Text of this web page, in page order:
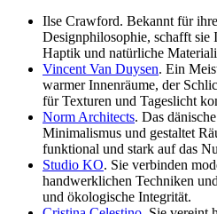
Ilse Crawford. Bekannt für
Designphilosophie, schafft sie
Haptik und natürliche
Vincent Van Duysen. Ein
warmer Innenräume, der
für Texturen und Tageslicht
Norm Architects. Das
Minimalismus und gestaltet
funktional und stark auf das
Studio KO. Sie verbinden
handwerklichen Techniken
und ökologische Integrität.